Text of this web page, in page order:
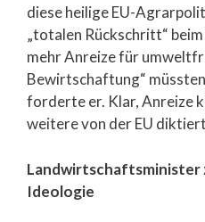
diese heilige EU-
„totalen Rückschritt“
mehr Anreize für
Bewirtschaftung“
forderte er. Klar, Anreize
weitere von der EU
Landwirtschaftsminister
Ideologie